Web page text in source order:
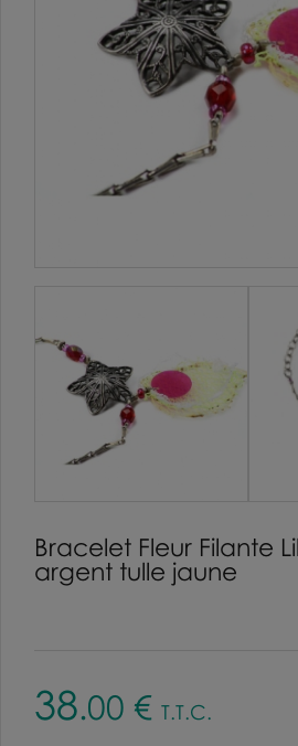
Bracelet Fleur Filante
argent tulle jaune
38.00 € T.T.C.